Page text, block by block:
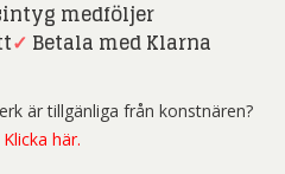
medföljer
✓ Betala med Klarna
är tillgänliga från konstnären?
Klicka här.